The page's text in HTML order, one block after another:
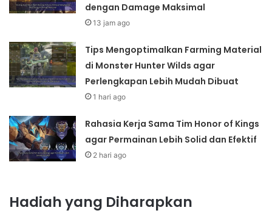
dengan Damage Maksimal
13 jam ago
Tips Mengoptimalkan Farming Material
di Monster Hunter Wilds agar
Perlengkapan Lebih Mudah Dibuat
1 hari ago
Rahasia Kerja Sama Tim Honor of Kings
agar Permainan Lebih Solid dan Efektif
2 hari ago
Hadiah yang Diharapkan